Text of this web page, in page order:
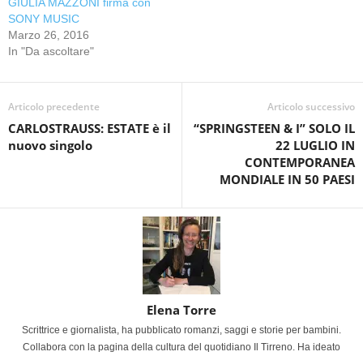
SONY MUSIC
Marzo 26, 2016
In "Da ascoltare"
Articolo precedente
CARLOSTRAUSS: ESTATE è il
nuovo singolo
Articolo successivo
“SPRINGSTEEN & I” SOLO IL
22 LUGLIO IN
CONTEMPORANEA
MONDIALE IN 50 PAESI
Elena Torre
Scrittrice e giornalista, ha pubblicato romanzi, saggi e storie per bambini.
Collabora con la pagina della cultura del quotidiano Il Tirreno. Ha ideato